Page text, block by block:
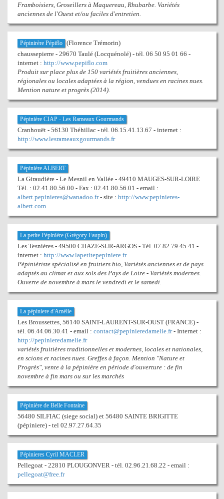
Framboisiers, Groseillers à Maquereau, Rhubarbe. Variétés
anciennes de l'Ouest et/ou faciles d'entretien.
Pépinirère Pépiflo (Florence Trémorin)
chaussepierre - 29670 Taulé (Locquénolé) - tél. 06 50 95 01 66 -
internet : http://www.pepiflo.com
Produit sur place plus de 150 variétés fruitières anciennes,
régionales ou locales adaptées à la région, vendues en racines nues.
Mention nature et progrès (2014).
Pépinière CIAP - Les Rameaux Gourmands
Cranhouët - 56130 Théhillac - tél. 06.15.41.13.67 - internet :
http://www.lesrameauxgourmands.fr
Pépinière ALBERT
La Giraudière - Le Mesnil en Vallée - 49410 MAUGES-SUR-LOIRE
Tél. : 02.41.80.56.00 - Fax : 02.41.80.56.01 - email :
albert.pepinieres@wanadoo.fr- site : http://www.pepinieres-
albert.com
La petite Pépinière (Grégory Faupin)
Les Tesnières - 49500 CHAZE-SUR-ARGOS - Tél. 07.82.79.45.41 -
internet : http://www.lapetitepepiniere.fr
Pépiniériste spécialisé en fruitiers bio, Variétés anciennes et de pays
adaptés au climat et aux sols des Pays de Loire - Variétés modernes.
Ouverte de novembre à mars le vendredi et le samedi.
La pépiniere d'Amélie
Les Broussettes, 56140 SAINT-LAURENT-SUR-OUST (FRANCE) -
tél. 06.44.06.30.41 - email : contact@pepinieredamelie.fr- Internet :
http://pepinieredamelie.fr
variétés fruitières traditionnelles et modernes, locales et nationales,
en scions et racines nues. Greffes à façon. Mention "Nature et
Progrès", vente à la pépinière en période d'ouverture : de fin
novembre à fin mars ou sur les marchés
Pépinière de Belle Fontaine
56480 SILFIAC (siege social) et 56480 SAINTE BRIGITTE
(pépiniere) - tel 02.97.27.64.35
Pépinieres Cyril MACLER
Pellegoat - 22810 PLOUGONVER - tél. 02.96.21.68.22 - email :
pellegoat@free.fr